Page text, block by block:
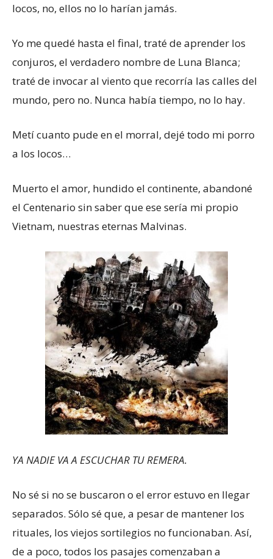
locos, no, ellos no lo harían jamás.
Yo me quedé hasta el final, traté de aprender los
conjuros, el verdadero nombre de Luna Blanca;
traté de invocar al viento que recorría las calles del
mundo, pero no. Nunca había tiempo, no lo hay.
Metí cuanto pude en el morral, dejé todo mi porro
a los locos…
Muerto el amor, hundido el continente, abandoné
el Centenario sin saber que ese sería mi propio
Vietnam, nuestras eternas Malvinas.
YA NADIE VA A ESCUCHAR TU REMERA.
No sé si no se buscaron o el error estuvo en llegar
separados. Sólo sé que, a pesar de mantener los
rituales, los viejos sortilegios no funcionaban. Así,
de a poco, todos los pasajes comenzaban a